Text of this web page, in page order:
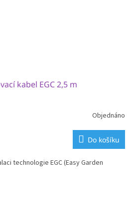
kabel EGC 2,5 m
Objednáno
Do košíku
technologie EGC (Easy Garden